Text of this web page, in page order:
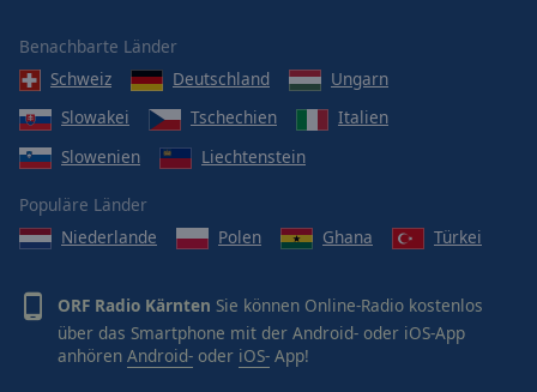
Benachbarte Länder
Schweiz
Deutschland
Ungarn
Slowakei
Tschechien
Italien
Slowenien
Liechtenstein
Populäre Länder
Niederlande
Polen Ghana Türkei
ORF Radio Kärnten Sie können Online-Radio kostenlos
über das Smartphone mit der Android- oder iOS-App
anhören Android- oder iOS- App!